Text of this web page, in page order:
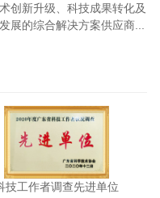
创新升级、科技成果转化及
展的综合解决方案供应商...
技工作者调查先进单位